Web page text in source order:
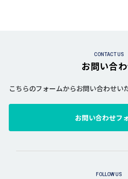
CONTACT US
お問い合
こちらのフォームからお問い合わせい
お問い合わせフ
FOLLOW US